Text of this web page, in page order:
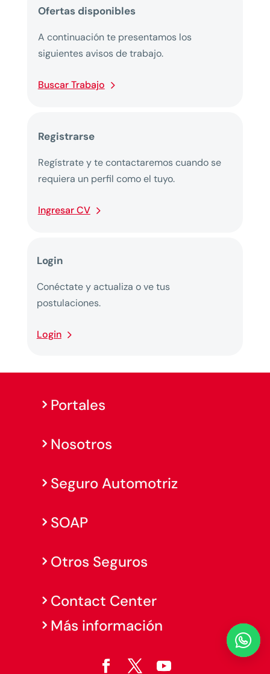
Ofertas disponibles
A continuación te presentamos los
siguientes avisos de trabajo.
Buscar Trabajo
Registrarse
Regístrate y te contactaremos cuando se
requiera un perfil como el tuyo.
Ingresar CV
Login
Conéctate y actualiza o ve tus
postulaciones.
Login
Portales
Nosotros
Seguro Automotriz
SOAP
Otros Seguros
Contact Center
Más información
